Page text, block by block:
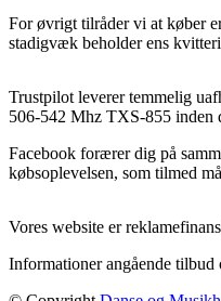
For øvrigt tilråder vi at køber
stadigvæk beholder ens
Trustpilot leverer temmelig
506-542 Mhz TXS-855 inden
Facebook forærer dig på
købsoplevelsen, som tilmed
Vores website er
Informationer angående tilbud